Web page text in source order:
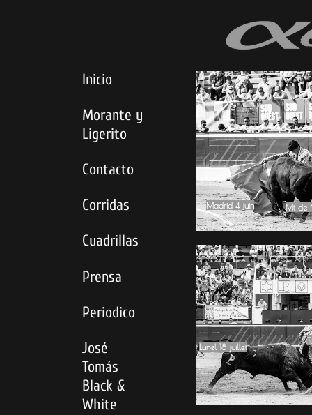
Inicio
Morante y
Ligerito
Contacto
Corridas
Cuadrillas
Prensa
Periodico
José
Tomás
Black &
White
Madrid 4 juin Mt de
Mt de
Lunel 18 juillet